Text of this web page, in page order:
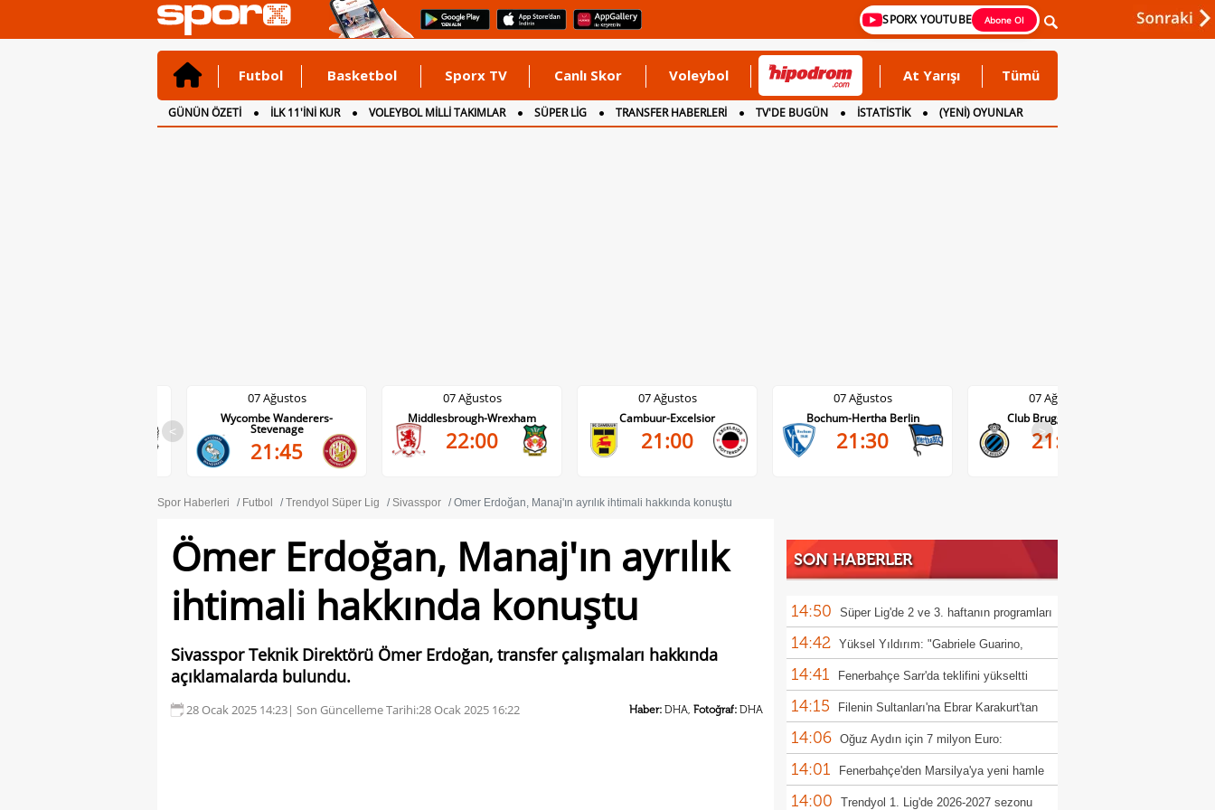
SPORX YOUTUBE Abone Ol
Futbol Basketbol Sporx TV Canlı Skor Voleybol At Yarışı Tümü
GÜNÜN ÖZETİ İLK 11'İNİ KUR VOLEYBOL MİLLİ TAKIMLAR SÜPER LİG TRANSFER HABERLERİ TV'DE BUGÜN İSTATİSTİK
(YENİ) OYUNLAR
CANLI ANLATIM
İNGİLTERE
<
07 Ağustos
Wycombe Wanderers-
Stevenage
21:45
07 Ağustos
Middlesbrough-Wrexham
22:00
07 Ağustos
Cambuur-Excelsior
21:00
07 Ağustos
Bochum-Hertha Berlin
21:30
07 Ağustos
Club Brugge-Kortrijk
21:45
>
Spor Haberleri Futbol Trendyol Süper Lig Sivasspor Ömer Erdoğan, Manaj'ın ayrılık ihtimali hakkında konuştu
Ömer Erdoğan, Manaj'ın ayrılık
ihtimali hakkında konuştu
Sivasspor Teknik Direktörü Ömer Erdoğan, transfer çalışmaları hakkında
açıklamalarda bulundu.
28 Ocak 2025 14:23| Son Güncelleme Tarihi:28 Ocak 2025 16:22 Haber: DHA, Fotoğraf: DHA
SON HABERLER
14:50 Süper Lig'de 2 ve 3. haftanın programları
açıklandı
14:42 Yüksel Yıldırım: "Gabriele Guarino,
Samsunspor'a hayırlı olsun"
14:41 Fenerbahçe Sarr'da teklifini yükseltti
14:15 Filenin Sultanları'na Ebrar Karakurt'tan
kötü haber
14:06 Oğuz Aydın için 7 milyon Euro:
Fenerbahçe reddetti
14:01 Fenerbahçe'den Marsilya'ya yeni hamle
14:00 Trendyol 1. Lig'de 2026-2027 sezonu